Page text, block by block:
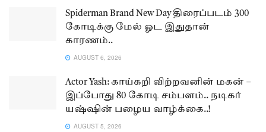
Spiderman Brand New Day திரைப்படம் 300
கோடிக்கு மேல் ஓட இதுதான்
காரணம்..
AUGUST 6, 2026
Actor Yash: காய்கறி விற்றவனின் மகன் –
இப்போது 80 கோடி சம்பளம்.. நடிகர்
யஷ்ஷின் பழைய வாழ்க்கை..!
AUGUST 5, 2026